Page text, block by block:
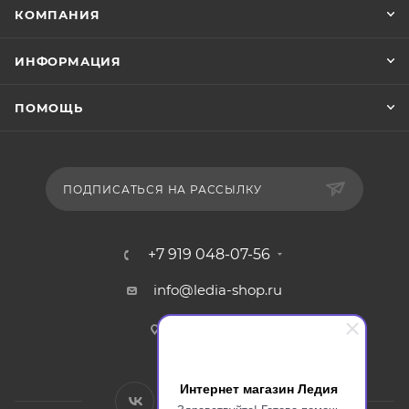
Интернет магазин Ледия
КОМПАНИЯ
ИНФОРМАЦИЯ
ПОМОЩЬ
ПОДПИСАТЬСЯ НА РАССЫЛКУ
+7 919 048-07-56
info@ledia-shop.ru